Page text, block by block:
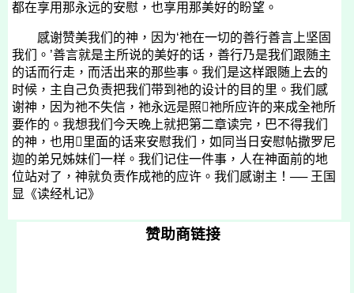
都在享用那永远的安慰，也享用那美好的盼望。
感谢赞美我们的神，因为‘祂在一切的善行善言上坚固
我们。’善言就是主所说的美好的话，善行乃是我们跟随主
的话而行走，而活出来的那些事。我们是这样跟随上去的
时候，主自己负责把我们带到祂的设计的目的里。我们感
谢神，因为祂不失信，祂永远是照祂所应许的来成全祂所
要作的。我想我们今天晚上就把第二章读完，巴不得我们
的神，也用里面的话来安慰我们，如同当日安慰帖撒罗尼
迦的弟兄姊妹们一样。我们记住一件事，人在神面前的地
位站对了，神就负责作成祂的应许。我们感谢主！── 王国
显《读经札记》
赞助商链接